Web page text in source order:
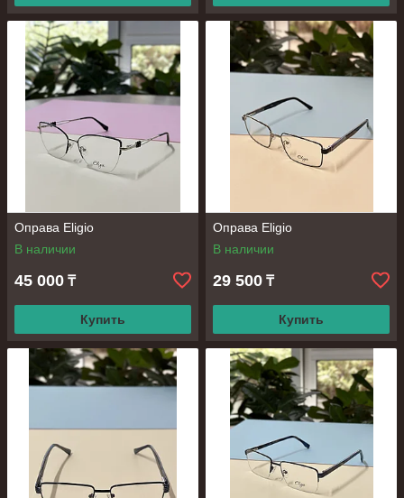
Оправа Eligio
В наличии
45 000 ₸
Купить
Оправа Eligio
В наличии
29 500 ₸
Купить